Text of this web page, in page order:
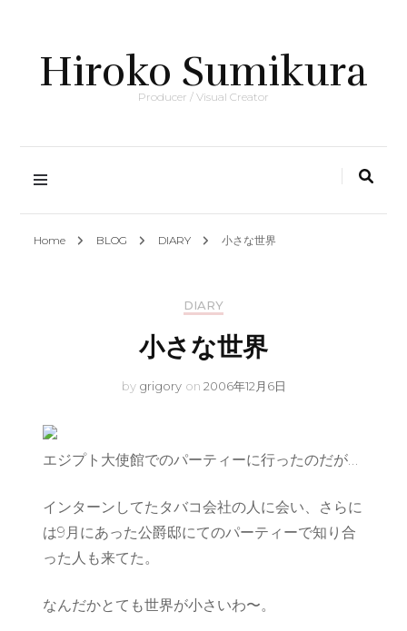
Hiroko Sumikura
Producer / Visual Creator
Home BLOG DIARY 小さな世界
DIARY
小さな世界
by grigory on 2006年12月6日
エジプト大使館でのパーティーに行ったのだが…
インターンしてたタバコ会社の人に会い、さらに
は9月にあった公爵邸にてのパーティーで知り合
った人も来てた。
なんだかとても世界が小さいわ〜。